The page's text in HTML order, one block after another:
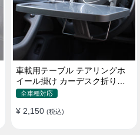
車載用テーブル テアリングホ
イール掛け カーデスク折りた
たみ式 パソコン 食事 物置
全車種対応
¥ 2,150 (税込)